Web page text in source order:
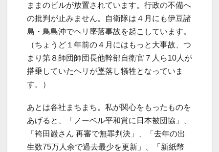
ままのビルが放置されています。行政の不備へ
の批判が止みません。自衛隊は４月にも伊豆諸
島・鳥島沖でヘリ墜落事故を起こしています。
（ちょうど１年前の４月にはもっと大事故、つ
まり第８師団師団長他幹部自衛官７人ら10人が
搭乗していたヘリが墜落し犠牲となっていま
す。）
あとは各社まちまち。私が関心をもったものを
あげると、「ノーベル平和賞に日本被団協」、
「袴田巌さん 再審で無罪判決」、「去年の出
生数75万人余で過去最少を更新」、「新紙幣